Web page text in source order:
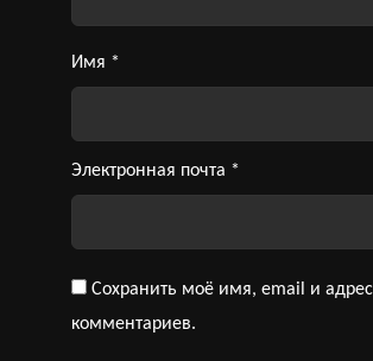
Имя *
Электронная почта *
Сохранить моё имя, email и
комментариев.